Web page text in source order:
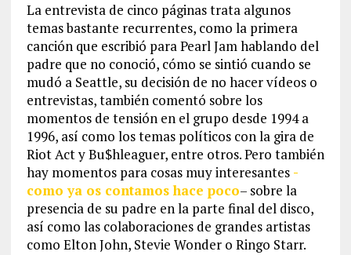
La entrevista de cinco páginas trata algunos
temas bastante recurrentes, como la primera
canción que escribió para Pearl Jam hablando del
padre que no conoció, cómo se sintió cuando se
mudó a Seattle, su decisión de no hacer vídeos o
entrevistas, también comentó sobre los
momentos de tensión en el grupo desde 1994 a
1996, así como los temas políticos con la gira de
Riot Act y Bu$hleaguer, entre otros. Pero también
hay momentos para cosas muy interesantes-
como ya os contamos hace poco– sobre la
presencia de su padre en la parte final del disco,
así como las colaboraciones de grandes artistas
como Elton John, Stevie Wonder o Ringo Starr.